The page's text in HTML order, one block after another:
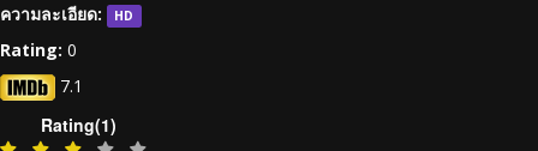
ความละเอียด:
HD
Rating: 0
7.1
Rating(1)